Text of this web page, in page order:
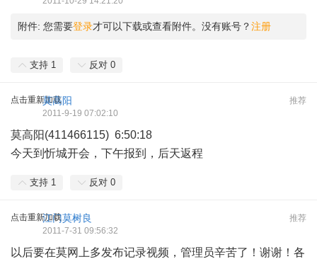
附件: 您需要登录才可以下载或查看附件。没有账号？注册
支持 1 反对 0
点击重新加载 推荐
莫高阳
2011-9-19 07:02:10
莫高阳(411466115) 6:50:18
今天到忻城开会，下午报到，后天返程
支持 1 反对 0
点击重新加载 推荐
江门莫树良
2011-7-31 09:56:32
以后要在莫网上多发布记录视频，管理员辛苦了！谢谢！各